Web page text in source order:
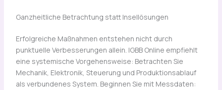
Ganzheitliche Betrachtung statt Insellösungen
Erfolgreiche Maßnahmen entstehen nicht durch
punktuelle Verbesserungen allein. IGBB Online empfiehlt
eine systemische Vorgehensweise: Betrachten Sie
Mechanik, Elektronik, Steuerung und Produktionsablauf
als verbundenes System. Beginnen Sie mit Messdaten: